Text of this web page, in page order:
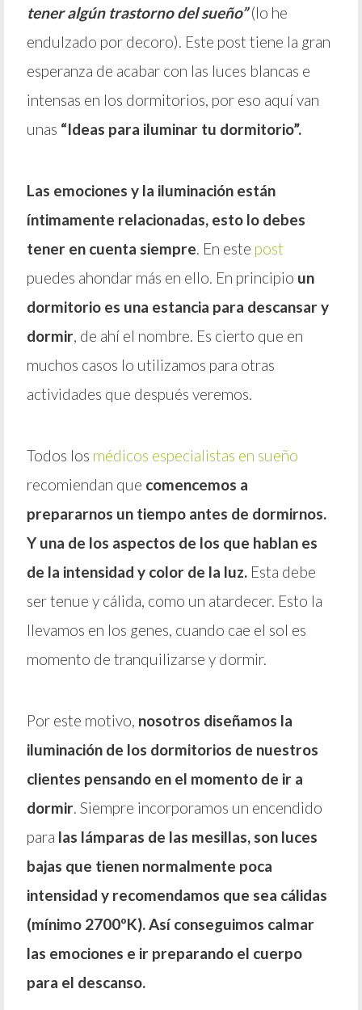
tener algún trastorno del sueño”(lo he
endulzado por decoro). Este post tiene la gran
esperanza de acabar con las luces blancas e
intensas en los dormitorios, por eso aquí van
unas “Ideas para iluminar tu dormitorio”.
Las emociones y la iluminación están
íntimamente relacionadas, esto lo debes
tener en cuenta siempre . En este post
puedes ahondar más en ello. En principio un
dormitorio es una estancia para descansar y
dormir , de ahí el nombre. Es cierto que en
muchos casos lo utilizamos para otras
actividades que después veremos.
Todos los médicos especialistas en sueño
recomiendan que comencemos a
prepararnos un tiempo antes de dormirnos.
Y una de los aspectos de los que hablan es
de la intensidad y color de la luz. Esta debe
ser tenue y cálida, como un atardecer. Esto la
llevamos en los genes, cuando cae el sol es
momento de tranquilizarse y dormir.
Por este motivo, nosotros diseñamos la
iluminación de los dormitorios de nuestros
clientes pensando en el momento de ir a
dormir . Siempre incorporamos un encendido
para las lámparas de las mesillas, son luces
bajas que tienen normalmente poca
intensidad y recomendamos que sea cálidas
(mínimo 2700ºK). Así conseguimos calmar
las emociones e ir preparando el cuerpo
para el descanso.